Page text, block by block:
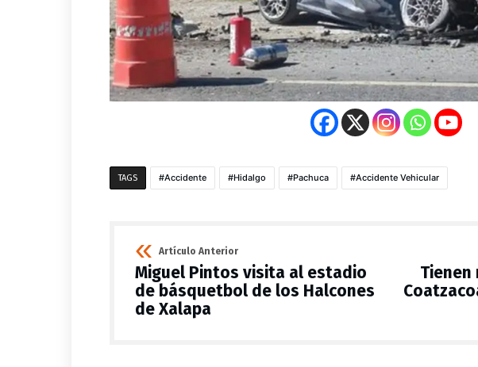
TAGS Accidente Hidalgo Pachuca Accidente Vehicular
Artículo Anterior
Miguel Pintos visita al estadio
de básquetbol de los Halcones
de Xalapa
Tienen